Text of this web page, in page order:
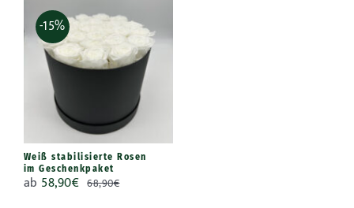
-15%
Weiß stabilisierte Rosen
im Geschenkpaket
ab 58,90€ 68,90€